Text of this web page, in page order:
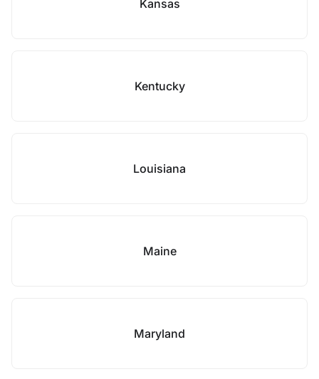
Kansas
Kentucky
Louisiana
Maine
Maryland